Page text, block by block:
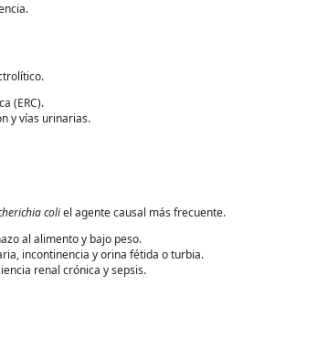
(ERC).
y vías urinarias.
coliel agente causal más frecuente.
al alimento y bajo peso.
incontinencia y orina fétida o turbia.
renal crónica y sepsis.